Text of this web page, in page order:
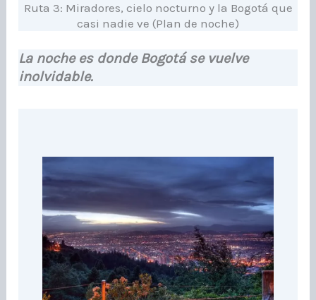
Ruta 3: Miradores, cielo nocturno y la Bogotá que
casi nadie ve (Plan de noche)
La noche es donde Bogotá se vuelve
inolvidable.